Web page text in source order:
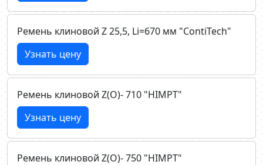
Ремень клиновой Z 25,5, Li=670 мм "ContiTech"
Узнать цену
Ремень клиновой Z(О)- 710 "HIMPT"
Узнать цену
Ремень клиновой Z(О)- 750 "HIMPT"